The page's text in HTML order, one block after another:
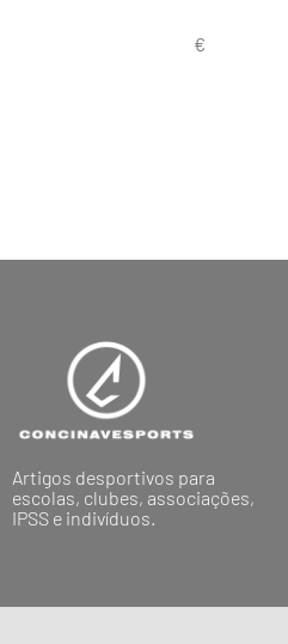
Artigos desportivos para
escolas, clubes, associações,
IPSS e indivíduos.